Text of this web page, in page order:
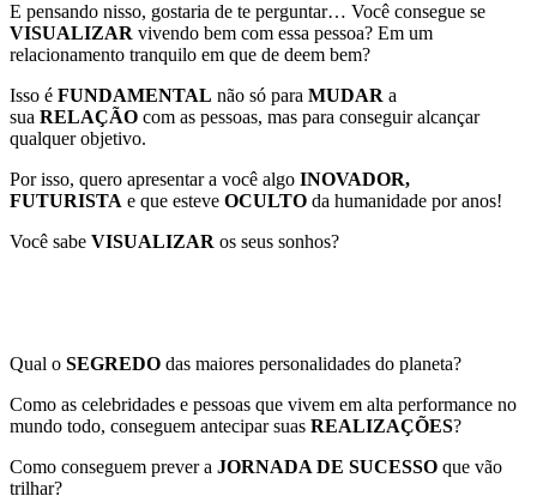
E pensando nisso, gostaria de te perguntar… Você consegue se
VISUALIZAR vivendo bem com essa pessoa? Em um
relacionamento tranquilo em que de deem bem?
Isso é FUNDAMENTAL não só para MUDAR a
sua RELAÇÃO com as pessoas, mas para conseguir alcançar
qualquer objetivo.
Por isso, quero apresentar a você algo INOVADOR,
FUTURISTA e que esteve OCULTO da humanidade por anos!
Você sabe VISUALIZAR os seus sonhos?
Qual o SEGREDO das maiores personalidades do planeta?
Como as celebridades e pessoas que vivem em alta performance no
mundo todo, conseguem antecipar suas REALIZAÇÕES?
Como conseguem prever a JORNADA DE SUCESSO que vão
trilhar?